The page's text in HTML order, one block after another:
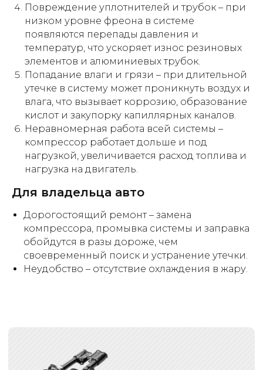
Повреждение уплотнителей и трубок – при
низком уровне фреона в системе
появляются перепады давления и
температур, что ускоряет износ резиновых
элементов и алюминиевых трубок.
Попадание влаги и грязи – при длительной
утечке в систему может проникнуть воздух и
влага, что вызывает коррозию, образование
кислот и закупорку капиллярных каналов.
Неравномерная работа всей системы –
компрессор работает дольше и под
нагрузкой, увеличивается расход топлива и
нагрузка на двигатель.
Для владельца авто
Дорогостоящий ремонт – замена
компрессора, промывка системы и заправка
обойдутся в разы дороже, чем
своевременный поиск и устранение утечки.
Неудобство – отсутствие охлаждения в жару.
Бренды
Способы оплаты
Наличный расчёт
Безналичный рассчет